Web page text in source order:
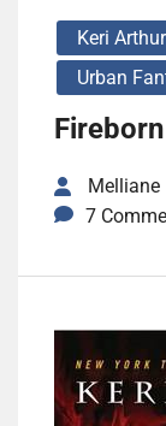
Keri Arthur
Urban
Melliane
7